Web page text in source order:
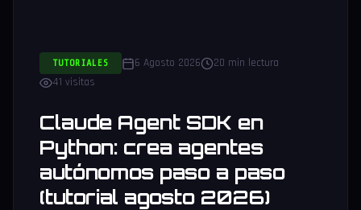
TUTORIALES 6 Agosto 2026
20 min lectura
41 visitas
Claude Agent SDK en
Python: crea agentes
autónomos paso a paso
(tutorial agosto 2026)